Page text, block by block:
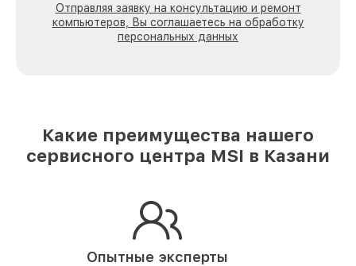
Отправляя заявку на консультацию и ремонт
компьютеров, Вы соглашаетесь на обработку
персональных данных
Какие преимущества нашего
сервисного центра MSI в Казани
Опытные эксперты